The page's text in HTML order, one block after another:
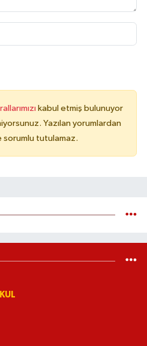
kabul etmiş bulunuyor
Yazılan yorumlardan
sorumlu tutulamaz.